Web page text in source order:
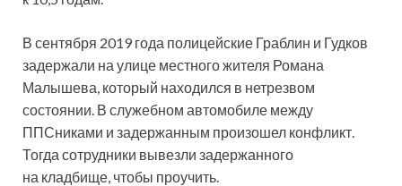
В сентября 2019 года полицейские Граблин и Гудков
задержали на улице местного жителя Романа
Малышева, который находился в нетрезвом
состоянии. В служебном автомобиле между
ППСниками и задержанным произошел конфликт.
Тогда сотрудники вывезли задержанного
на кладбище, чтобы проучить.